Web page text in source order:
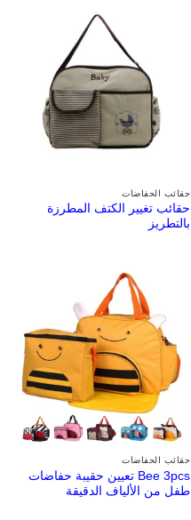
حقائب الحفاضات
حقائب تغيير الكتف المطرزة
بالتطريز
حقائب الحفاضات
Bee 3pcs تعيين حقيبة حفاضات
طفل من الألياف الدقيقة